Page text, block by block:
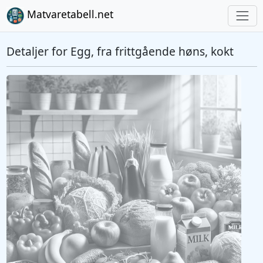
Matvaretabell.net
Detaljer for Egg, fra frittgående høns, kokt